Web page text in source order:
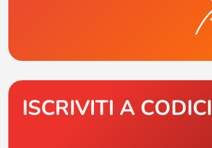
ISCRIVITI A CODICI